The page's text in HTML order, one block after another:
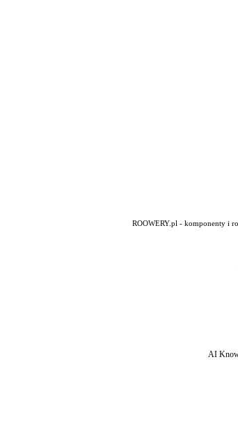
ROOWERY.pl - komponenty i
AI